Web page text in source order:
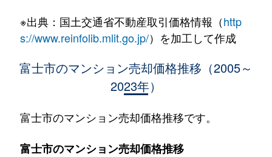
伝法
550万円
平垣・十兵衛・上横割・下横割
平垣本町
750万円
水戸島
※出典：国土交通省不動産取引価格情報（http
s://www.reinfolib.mlit.go.jp/）を加工して作成
富士市のマンション売却価格推移（2005～
2023年）
富士市のマンション売却価格推移です。
富士市のマンション売却価格推移